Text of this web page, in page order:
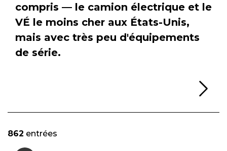
compris — le camion électrique et le
VÉ le moins cher aux États-Unis,
mais avec très peu d'équipements
de série.
862 entrées